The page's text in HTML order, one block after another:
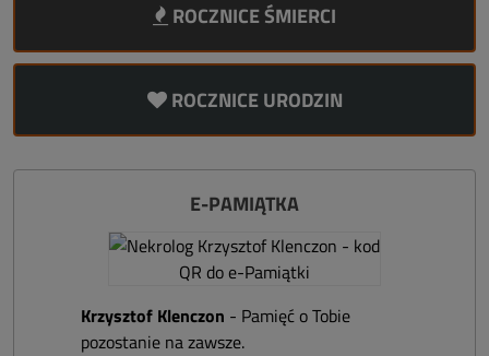
ROCZNICE ŚMIERCI
ROCZNICE URODZIN
E-PAMIĄTKA
Krzysztof Klenczon - Pamięć o Tobie
pozostanie na zawsze.